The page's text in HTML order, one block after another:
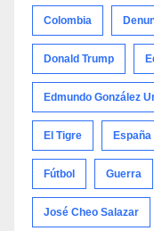
Colombia
Donald Trump
Edmundo González
El Tigre España
Fútbol Guerra
José Cheo Salazar